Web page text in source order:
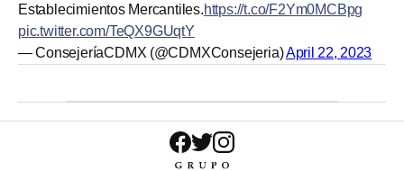
Establecimientos Mercantiles.https://t.co/F2Ym0MCBpg
pic.twitter.com/TeQX9GUqtY
— ConsejeríaCDMX (@CDMXConsejeria)April 22, 2023